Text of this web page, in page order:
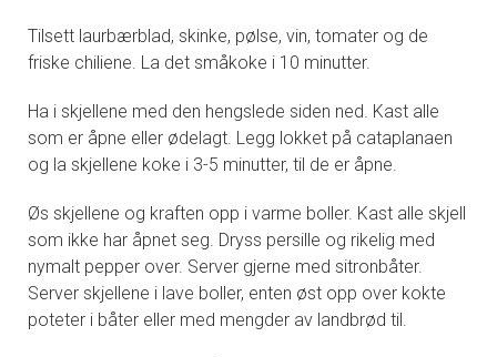
Tilsett laurbærblad, skinke, pølse, vin, tomater og de
friske chiliene. La det småkoke i 10 minutter.
Ha i skjellene med den hengslede siden ned. Kast alle
som er åpne eller ødelagt. Legg lokket på cataplanaen
og la skjellene koke i 3-5 minutter, til de er åpne.
Øs skjellene og kraften opp i varme boller. Kast alle skjell
som ikke har åpnet seg. Dryss persille og rikelig med
nymalt pepper over. Server gjerne med sitronbåter.
Server skjellene i lave boller, enten øst opp over kokte
poteter i båter eller med mengder av landbrød til.